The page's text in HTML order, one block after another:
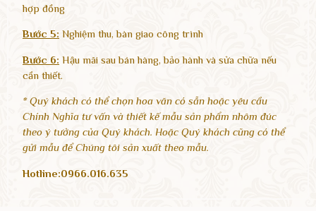
hợp đồng
Bước 5: Nghiệm thu, bàn giao công trình
Bước 6: Hậu mãi sau bán hàng, bảo hành và sửa chữa nếu
cần thiết.
* Quý khách có thể chọn hoa văn có sẵn hoặc yêu cầu
Chính Nghĩa tư vấn và thiết kế mẫu sản phẩm nhôm đúc
theo ý tưởng của Quý khách. Hoặc Quý khách cũng có thể
gửi mẫu để Chúng tôi sản xuất theo mẫu.
Hotline:0966.016.635